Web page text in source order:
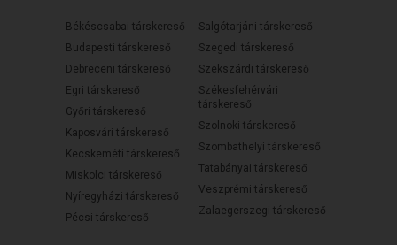
Békéscsabai társkereső
Budapesti társkereső
Debreceni társkereső
Egri társkereső
Győri társkereső
Kaposvári társkereső
Kecskeméti társkereső
Miskolci társkereső
Nyíregyházi társkereső
Pécsi társkereső
Salgótarjáni társkereső
Szegedi társkereső
Szekszárdi társkereső
Székesfehérvári
társkereső
Szolnoki társkereső
Szombathelyi társkereső
Tatabányai társkereső
Veszprémi társkereső
Zalaegerszegi társkereső